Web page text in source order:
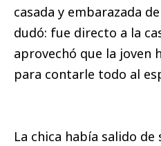
casada y embarazada
dudó: fue directo a la
aprovechó que la joven
para contarle todo al
La chica había salido de